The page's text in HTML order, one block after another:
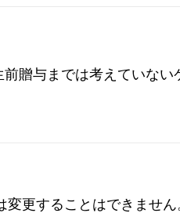
贈与までは考えていない
更することはできませ